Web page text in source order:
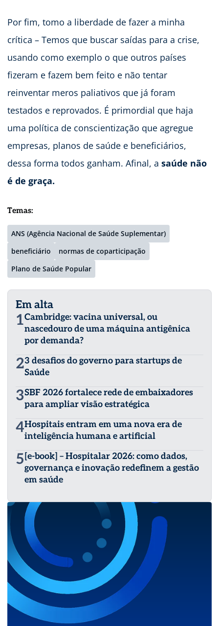
Por fim, tomo a liberdade de fazer a minha
crítica – Temos que buscar saídas para a crise,
usando como exemplo o que outros países
fizeram e fazem bem feito e não tentar
reinventar meros paliativos que já foram
testados e reprovados. É primordial que haja
uma política de conscientização que agregue
empresas, planos de saúde e beneficiários,
dessa forma todos ganham. Afinal, a saúde não
é de graça.
Temas:
ANS (Agência Nacional de Saúde Suplementar)
beneficiário
normas de coparticipação
Plano de Saúde Popular
Em alta
1Cambridge: vacina universal, ou
nascedouro de uma máquina antigênica
por demanda?
23 desafios do governo para startups de
Saúde
3SBF 2026 fortalece rede de embaixadores
para ampliar visão estratégica
4Hospitais entram em uma nova era de
inteligência humana e artificial
5 [e-book] – Hospitalar 2026: como dados,
governança e inovação redefinem a gestão
em saúde